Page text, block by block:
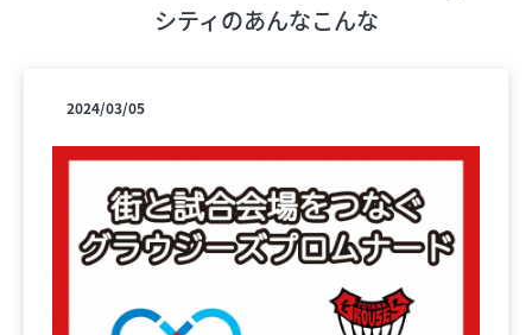
プロフィール
シティのあんなこんな
2024/03/05